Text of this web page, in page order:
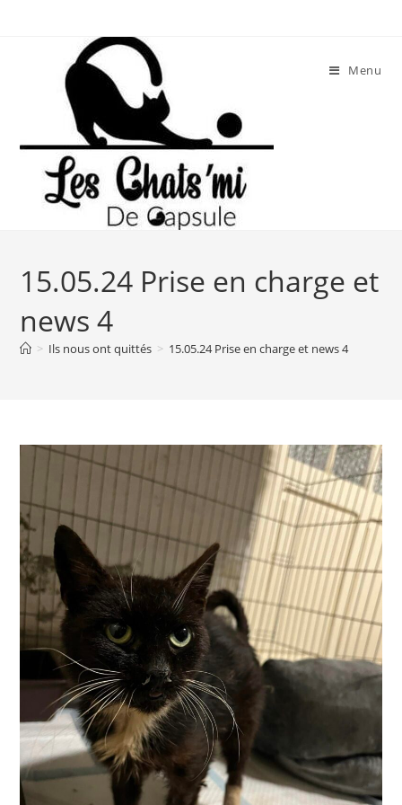
Menu
15.05.24 Prise en charge et
news 4
> Ils nous ont quittés > 15.05.24 Prise en charge et news 4